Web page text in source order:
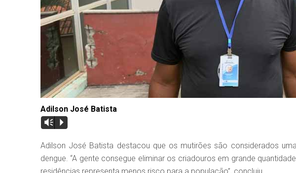
Adilson José Batista
Vm P
Adilson José Batista destacou que os mutirões são considerados
dengue. “A gente consegue eliminar os criadouros em grande